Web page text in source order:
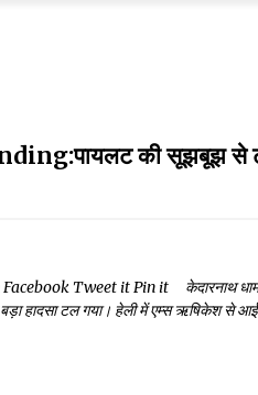
की सूझबूझ से टला
Tweet it Pin it केदारनाथ धाम
हादसा टल गया। हेली में एम्स ऋषिकेश से